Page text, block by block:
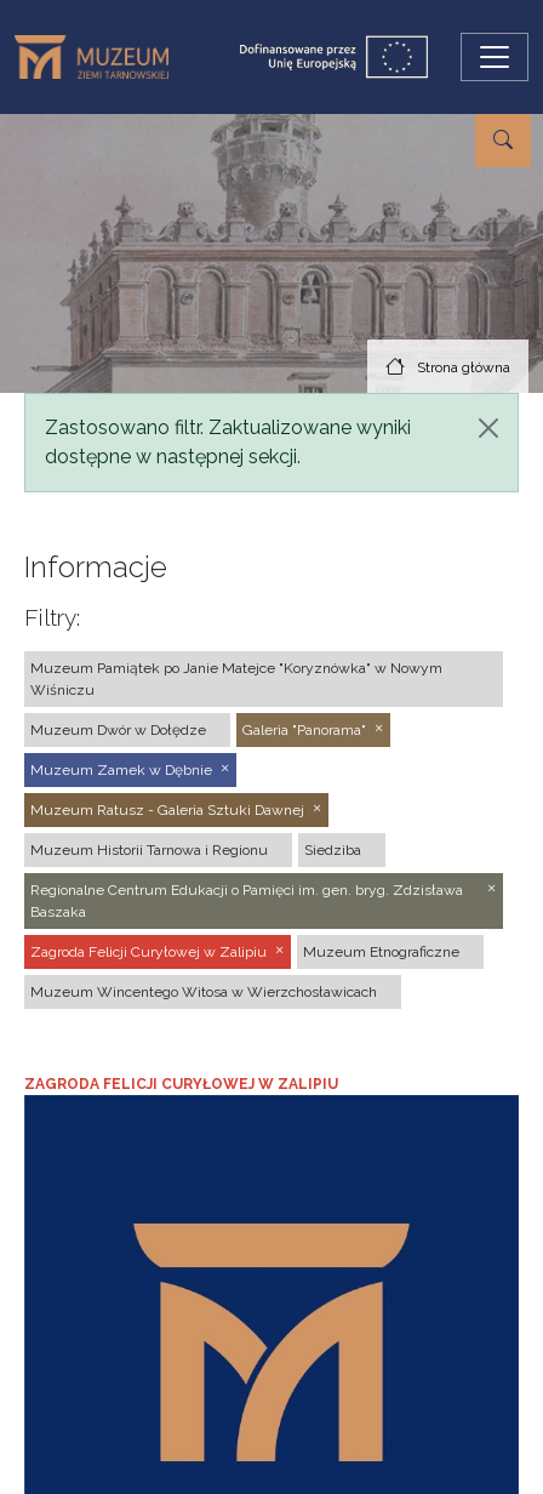
Strona główna
Komunikat
Zastosowano filtr. Zaktualizowane wyniki
dostępne w następnej sekcji.
Informacje
Filtry:
Muzeum Pamiątek po Janie Matejce "Koryznówka" w Nowym
Wiśniczu
Muzeum Dwór w Dołędze Galeria "Panorama"
Muzeum Zamek w Dębnie
Muzeum Ratusz - Galeria Sztuki Dawnej
Muzeum Historii Tarnowa i Regionu Siedziba
Regionalne Centrum Edukacji o Pamięci im. gen. bryg. Zdzisława
Baszaka
Zagroda Felicji Curyłowej w Zalipiu Muzeum Etnograficzne
Muzeum Wincentego Witosa w Wierzchosławicach
ZAGRODA FELICJI CURYŁOWEJ W ZALIPIU